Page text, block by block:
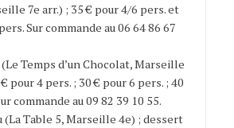
7e arr.) ; 35 € pour 4/6 pers. et
Sur commande au 06 64 86 67
Temps d’un Chocolat, Marseille
pour 4 pers. ; 30 € pour 6 pers. ; 40
commande au 09 82 39 10 55.
(La Table 5, Marseille 4e) ; dessert